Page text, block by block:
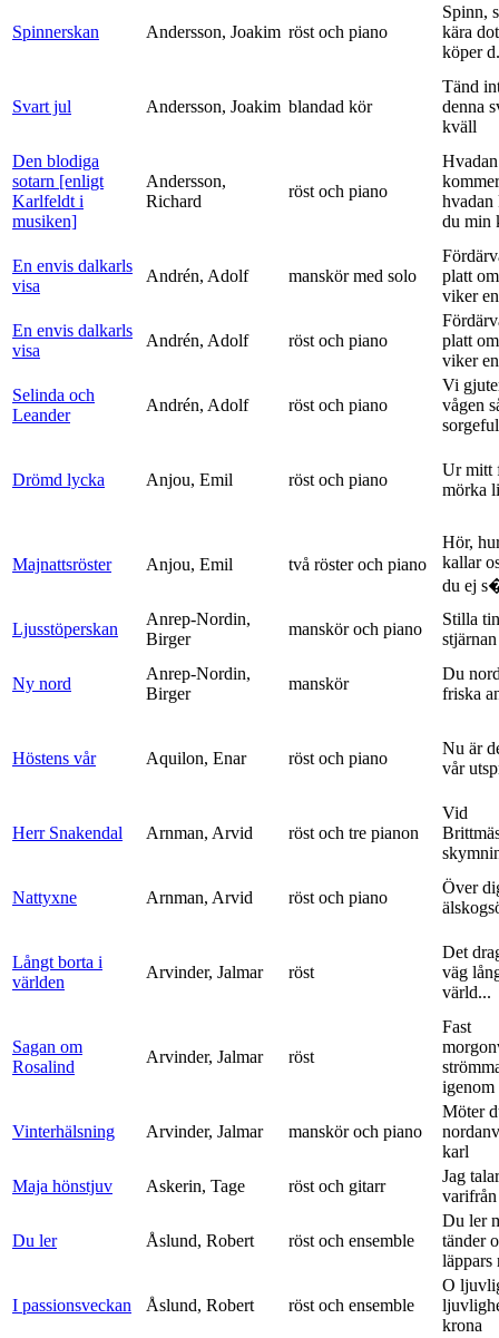
Spinnerskan Andersson, Joakim röst och piano
Spinn,
kära
köper
Svart jul Andersson, Joakim blandad kör
Tänd
denna
kväll
Den blodiga
sotarn [enligt
Karlfeldt i
musiken]
Andersson,
Richard
röst och piano
Hvadan
hvadan
du min
En envis dalkarls
visa
Andrén, Adolf manskör med solo
platt
viker
En envis dalkarls
visa
Andrén, Adolf röst och piano
platt
viker
Selinda och
Leander
Andrén, Adolf röst och piano
Vi
vågen
Drömd lycka Anjou, Emil röst och piano
Ur mitt
mörka
Majnattsröster Anjou, Emil två röster och piano
Hör,
kallar
du ej
Ljusstöperskan
Anrep-Nordin,
Birger
manskör och piano
Stilla
stjärnan
Ny nord
Anrep-Nordin,
Birger
manskör
Du
friska
Höstens vår Aquilon, Enar röst och piano
Nu är
vår
Herr Snakendal Arnman, Arvid röst och tre pianon
Vid
Nattyxne Arnman, Arvid röst och piano
Över
Långt borta i
världen
Arvinder, Jalmar röst
Det
väg
värld...
Sagan om
Rosalind
Arvinder, Jalmar röst
Fast
igenom
Vinterhälsning Arvinder, Jalmar manskör och piano
Möter
karl
Maja hönstjuv
Askerin, Tage röst och gitarr
Jag
Du ler Åslund, Robert röst och ensemble
Du ler
tänder
läppars
I passionsveckan Åslund, Robert röst och ensemble
O
krona